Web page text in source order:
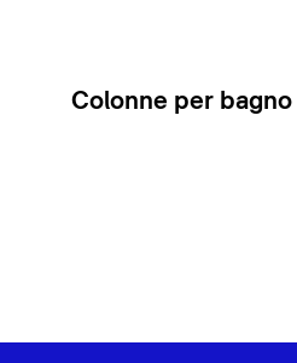
Colonne per bagno